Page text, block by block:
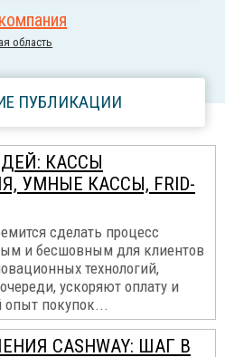
область
ПУБЛИКАЦИИ
КАССЫ
УМНЫЕ КАССЫ, FRID-
сделать процесс
и бесшовным для клиентов
технологий,
ускоряют оплату и
покупок...
CASHWAY: ШАГ В